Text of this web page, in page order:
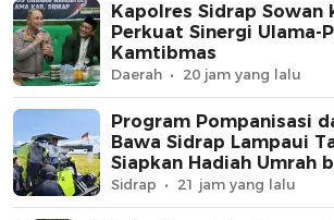
Kapolres Sidrap Sowan
Perkuat Sinergi Ulama-
Kamtibmas
Daerah 20 jam yang lalu
Program Pompanisasi
Bawa Sidrap Lampaui
Siapkan Hadiah Umrah
Berprestasi
Sidrap 21 jam yang lalu